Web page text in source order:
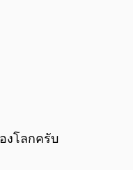
งโลกครับ